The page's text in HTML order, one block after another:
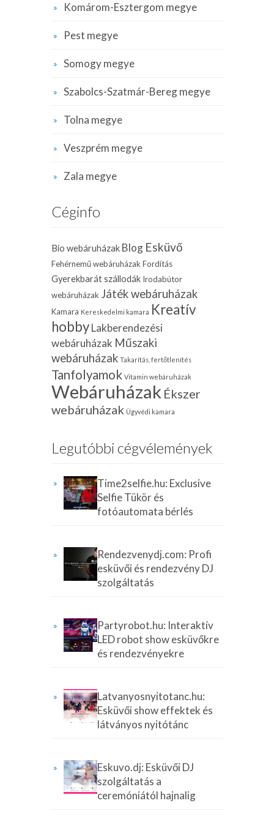
Komárom-Esztergom megye
Pest megye
Somogy megye
Szabolcs-Szatmár-Bereg megye
Tolna megye
Veszprém megye
Zala megye
Céginfo
Bio webáruházak Blog Esküvő
Fehérnemű webáruházak Fordítás
Gyerekbarát szállodák Irodabútor
webáruházak Játék webáruházak
Kamara Kereskedelmi kamara Kreatív
hobbyLakberendezési
webáruházak Műszaki
webáruházak Takarítás, fertőtlenítés
Tanfolyamok Vitamin webáruházak
Webáruházak Ékszer
webáruházak Ügyvédi kamara
Legutóbbi cégvélemények
Time2selfie.hu: Exclusive
Selfie Tükör és
fotóautomata bérlés
Rendezvenydj.com: Profi
esküvői és rendezvény DJ
szolgáltatás
Partyrobot.hu: Interaktív
LED robot show esküvőkre
és rendezvényekre
Latvanyosnyitotanc.hu:
Esküvői show effektek és
látványos nyitótánc
Eskuvo.dj: Esküvői DJ
szolgáltatás a
ceremóniától hajnalig